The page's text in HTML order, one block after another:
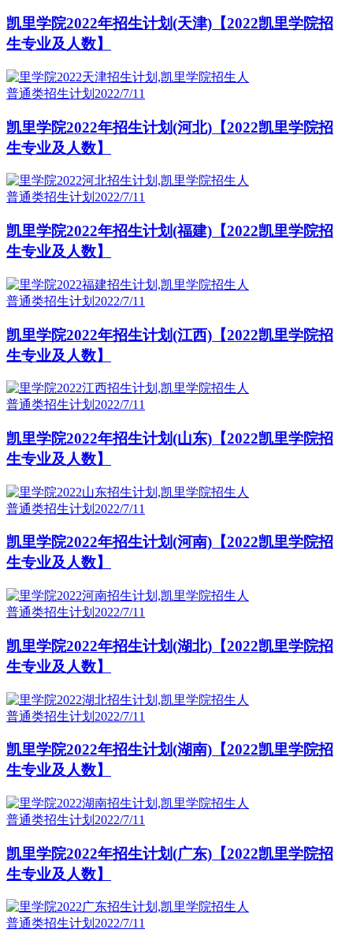
凯里学院2022年招生计划(天津)【2022凯里学院招
生专业及人数】
普通类招生计划 2022/7/11
凯里学院2022年招生计划(河北)【2022凯里学院招
生专业及人数】
普通类招生计划 2022/7/11
凯里学院2022年招生计划(福建)【2022凯里学院招
生专业及人数】
普通类招生计划 2022/7/11
凯里学院2022年招生计划(江西)【2022凯里学院招
生专业及人数】
普通类招生计划 2022/7/11
凯里学院2022年招生计划(山东)【2022凯里学院招
生专业及人数】
普通类招生计划 2022/7/11
凯里学院2022年招生计划(河南)【2022凯里学院招
生专业及人数】
普通类招生计划 2022/7/11
凯里学院2022年招生计划(湖北)【2022凯里学院招
生专业及人数】
普通类招生计划 2022/7/11
凯里学院2022年招生计划(湖南)【2022凯里学院招
生专业及人数】
普通类招生计划 2022/7/11
凯里学院2022年招生计划(广东)【2022凯里学院招
生专业及人数】
普通类招生计划 2022/7/11